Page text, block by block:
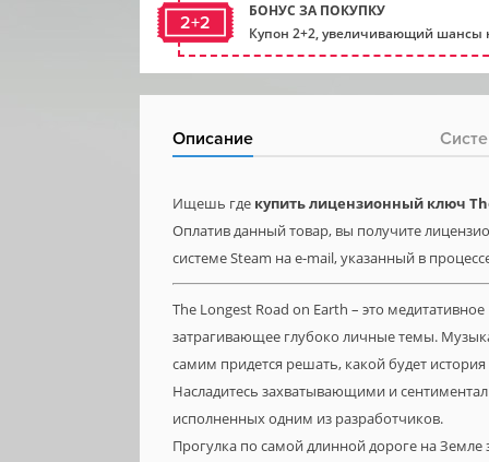
2+2
БОНУС ЗА ПОКУПКУ
Купон 2+2, увеличивающий шансы
Описание
Ищешь где купить лицензионный ключ
Оплатив данный товар, вы получите
системе Steam на e-mail, указанный в
The Longest Road on Earth – это
затрагивающее глубоко личные темы.
самим придется решать, какой будет
Насладитесь захватывающими и
исполненных одним из разработчиков.
Прогулка по самой длинной дороге на Земле